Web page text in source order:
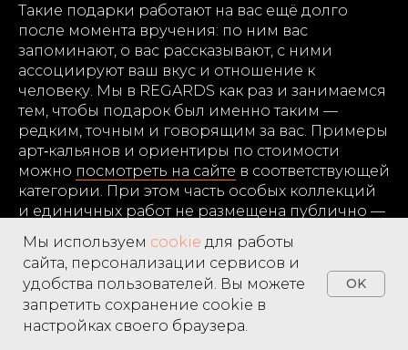
Home Catalog Search
Такие подарки работают на вас ещё долго
после момента вручения: по ним вас
запоминают, о вас рассказывают, с ними
ассоциируют ваш вкус и отношение к
человеку. Мы в REGARDS как раз и занимаемся
тем, чтобы подарок был именно таким —
редким, точным и говорящим за вас. Примеры
арт‑кальянов и ориентиры по стоимости
можно посмотреть на сайте в соответствующей
категории. При этом часть особых коллекций
и единичных работ не размещена публично —
их варианты и доступность подберёт и
покажет куратор при личном общении.
Мы используем cookie для работы
сайта, персонализации сервисов и
удобства пользователей. Вы можете
запретить сохранение cookie в
настройках своего браузера.
OK